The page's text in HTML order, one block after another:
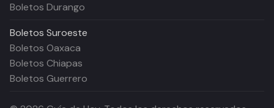
Boletos Durango
Boletos Suroeste
Boletos Oaxaca
Boletos Chiapas
Boletos Guerrero